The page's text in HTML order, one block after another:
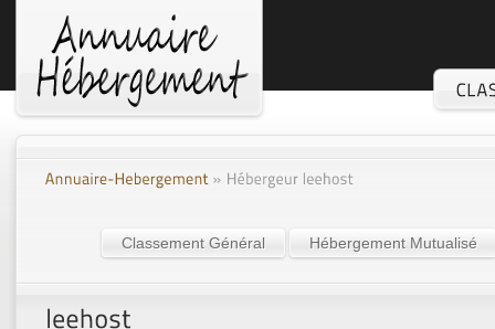
Classement Général Hébergement Mutualisé